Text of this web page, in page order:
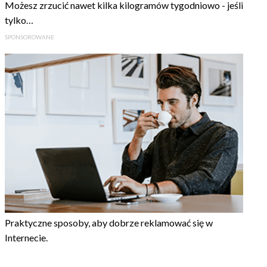
Możesz zrzucić nawet kilka kilogramów tygodniowo - jeśli
tylko…
SPONSOROWANE
Praktyczne sposoby, aby dobrze reklamować się w
Internecie.